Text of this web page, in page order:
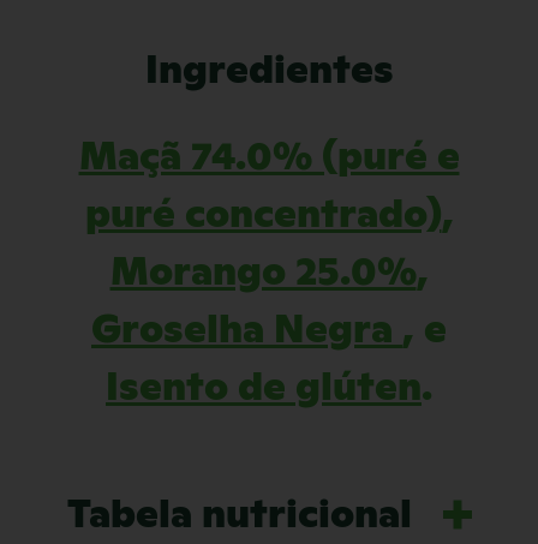
Ingredientes
Maçã 74.0% (puré e
puré concentrado),
Morango 25.0%,
Groselha Negra , e
Isento de glúten.
Tabela nutricional